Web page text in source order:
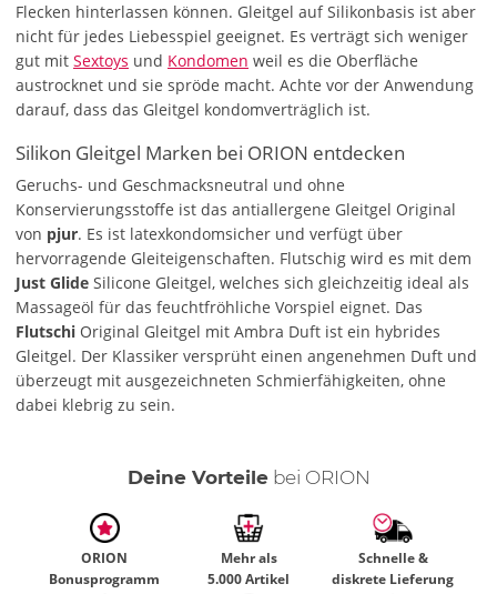
Flecken hinterlassen können. Gleitgel auf Silikonbasis ist aber
nicht für jedes Liebesspiel geeignet. Es verträgt sich weniger
gut mit Sextoys und Kondomen weil es die Oberfläche
austrocknet und sie spröde macht. Achte vor der Anwendung
darauf, dass das Gleitgel kondomverträglich ist.
Silikon Gleitgel Marken bei ORION entdecken
Geruchs- und Geschmacksneutral und ohne
Konservierungsstoffe ist das antiallergene Gleitgel Original
von pjur. Es ist latexkondomsicher und verfügt über
hervorragende Gleiteigenschaften. Flutschig wird es mit dem
Just Glide Silicone Gleitgel, welches sich gleichzeitig ideal als
Massageöl für das feuchtfröhliche Vorspiel eignet. Das
Flutschi Original Gleitgel mit Ambra Duft ist ein hybrides
Gleitgel. Der Klassiker versprüht einen angenehmen Duft und
überzeugt mit ausgezeichneten Schmierfähigkeiten, ohne
dabei klebrig zu sein.
Deine Vorteilebei ORION
ORION
Bonusprogramm
Mehr als
5.000 Artikel
Schnelle &
diskrete Lieferung